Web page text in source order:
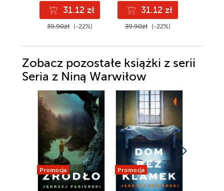
31.12 zł
39.90zł (-22%)
31.12 zł
39.90zł (-22%)
Zobacz pozostałe książki z serii
Seria z Niną Warwiłow
Promocja Promocja